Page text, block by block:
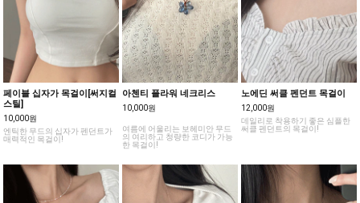
페이블 십자가 목걸이[써지컬
스틸]
10,000원
엔틱한 무드의 십자가 펜던트가
매력적인 목걸이!
아첸티 플라워 네크리스
10,000원
여름에 어울리는 보헤미안 무드
의 여리하고 청량한 코디가 가능
한 목걸이!
노에딘 써클 펜던트 목걸이
12,000원
데일리로 착용하기 좋은 심플한
써클 펜던트의 목걸이!